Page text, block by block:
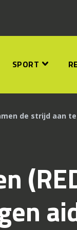
SPORT
de strijd aan